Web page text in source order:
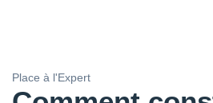
Place à l'Expert